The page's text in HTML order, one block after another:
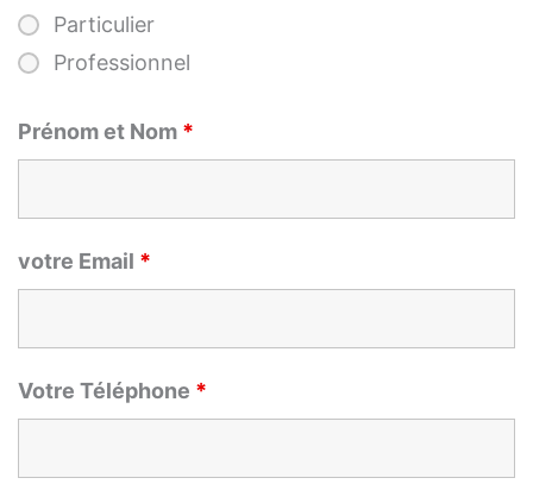
Particulier
Professionnel
Prénom et Nom *
votre Email *
Votre Téléphone *